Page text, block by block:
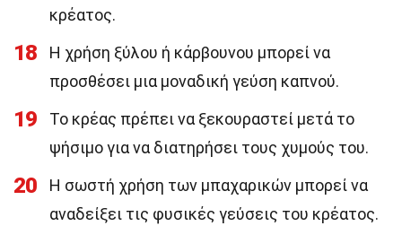
κρέατος.
18
Η χρήση ξύλου ή κάρβουνου μπορεί να
προσθέσει μια μοναδική γεύση καπνού.
19
Το κρέας πρέπει να ξεκουραστεί μετά το
ψήσιμο για να διατηρήσει τους χυμούς του.
20
Η σωστή χρήση των μπαχαρικών μπορεί να
αναδείξει τις φυσικές γεύσεις του κρέατος.